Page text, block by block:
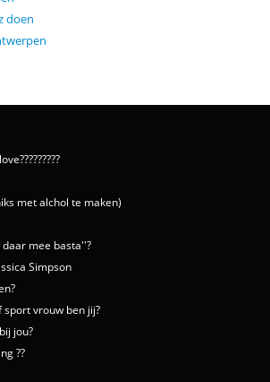
doen
met alchol te maken)
mee basta''?
Simpson
vrouw ben jij?
jou?
??